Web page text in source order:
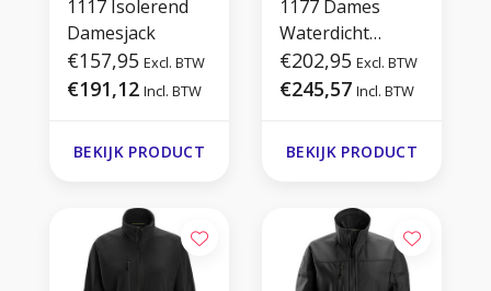
1117 Isolerend
Damesjack
€157,95 Excl. BTW
€191,12 Incl. BTW
BEKIJK PRODUCT
1177 Dames
Waterdicht
Isolerend Jack
€202,95 Excl. BTW
€245,57 Incl. BTW
BEKIJK PRODUCT